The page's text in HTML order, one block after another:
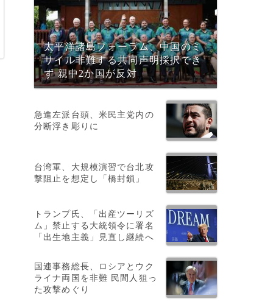
太平洋諸島フォーラム、中国のミ
サイル非難する共同声明採択でき
ず 親中2か国が反対
急進左派台頭、米民主党内の
分断浮き彫りに
台湾軍、大規模演習で台北攻
撃阻止を想定し「橋封鎖」
トランプ氏、「出産ツーリズ
ム」禁止する大統領令に署名
「出生地主義」見直し継続へ
国連事務総長、ロシアとウク
ライナ両国を非難 民間人狙っ
た攻撃めぐり